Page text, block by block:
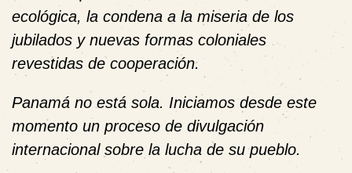
ecológica, la condena a la miseria de los
jubilados y nuevas formas coloniales
revestidas de cooperación.
Panamá no está sola. Iniciamos desde este
momento un proceso de divulgación
internacional sobre la lucha de su pueblo.